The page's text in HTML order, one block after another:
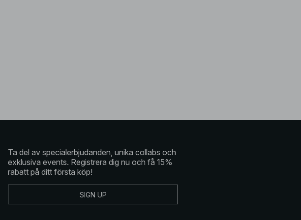
Ta del av specialerbjudanden, unika collabs och
exklusiva events. Registrera dig nu och få 15%
rabatt på ditt första köp!
SIGN UP